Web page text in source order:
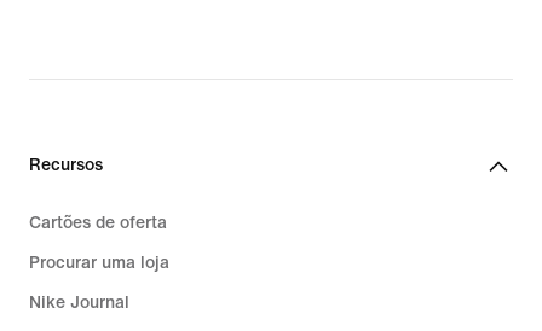
Recursos
Cartões de oferta
Procurar uma loja
Nike Journal